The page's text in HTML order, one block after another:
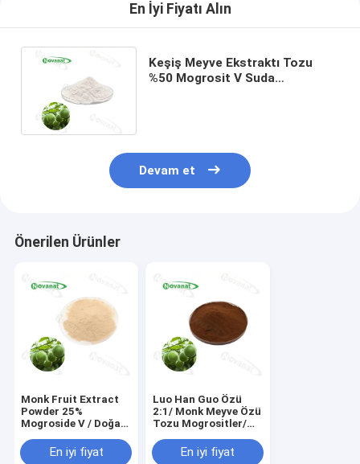
En İyi Fiyatı Alın
Keşiş Meyve Ekstraktı Tozu
%50 Mogrosit V Suda
Devam et
Önerilen Ürünler
Monk Fruit Extract
Powder 25%
Mogroside V / Doğal
etiket / Suda
çözünür
En iyi fiyat
Luo Han Guo Özü
2:1/ Monk Meyve Özü
Tozu Mogrositler/
En iyi fiyat